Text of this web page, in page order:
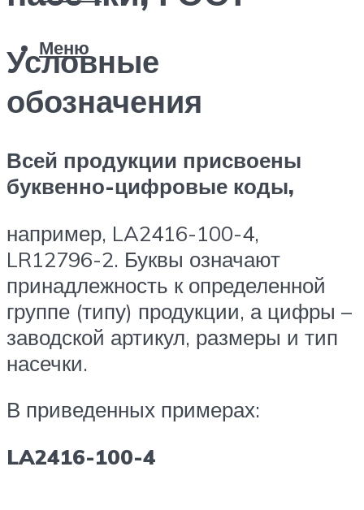
Меню
Условные
обозначения
Всей продукции присвоены
буквенно-цифровые коды,
например, LA2416-100-4,
LR12796-2. Буквы означают
принадлежность к определенной
группе (типу) продукции, а цифры –
заводской артикул, размеры и тип
насечки.
В приведенных примерах:
LA2416-100-4